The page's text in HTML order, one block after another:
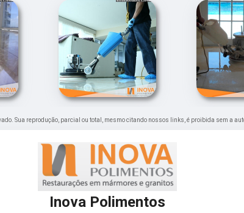
Sua reprodução, parcial ou total, mesmo citando nossos links, é proibida sem a
Inova Polimentos